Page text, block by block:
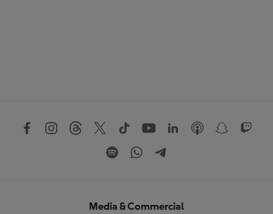
Media & Commercial